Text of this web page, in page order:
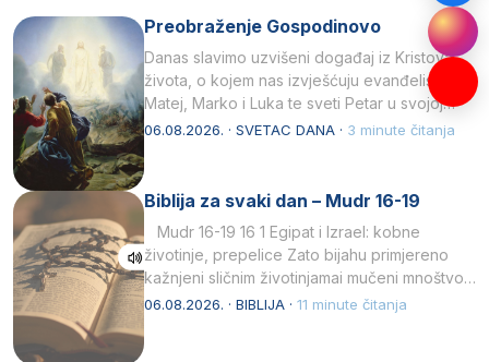
Preobraženje Gospodinovo
Danas slavimo uzvišeni događaj iz Kristova
života, o kojem nas izvješćuju evanđelisti
Matej, Marko i Luka te sveti Petar u svojoj
drugoj…
06.08.2026. · SVETAC DANA · 3 minute čitanja
Biblija za svaki dan – Mudr 16-19
Mudr 16-19 16 1 Egipat i Izrael: kobne
životinje, prepelice Zato bijahu primjereno
kažnjeni sličnim životinjamai mučeni mnoštvom
kukaca.2 A narod…
06.08.2026. · BIBLIJA · 11 minute čitanja